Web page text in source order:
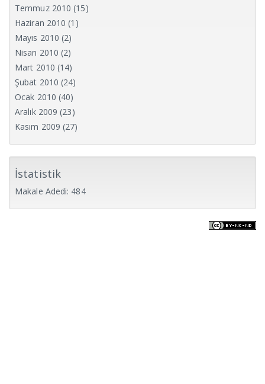
Temmuz 2010 (15)
Haziran 2010 (1)
Mayıs 2010 (2)
Nisan 2010 (2)
Mart 2010 (14)
Şubat 2010 (24)
Ocak 2010 (40)
Aralık 2009 (23)
Kasım 2009 (27)
İstatistik
Makale Adedi: 484